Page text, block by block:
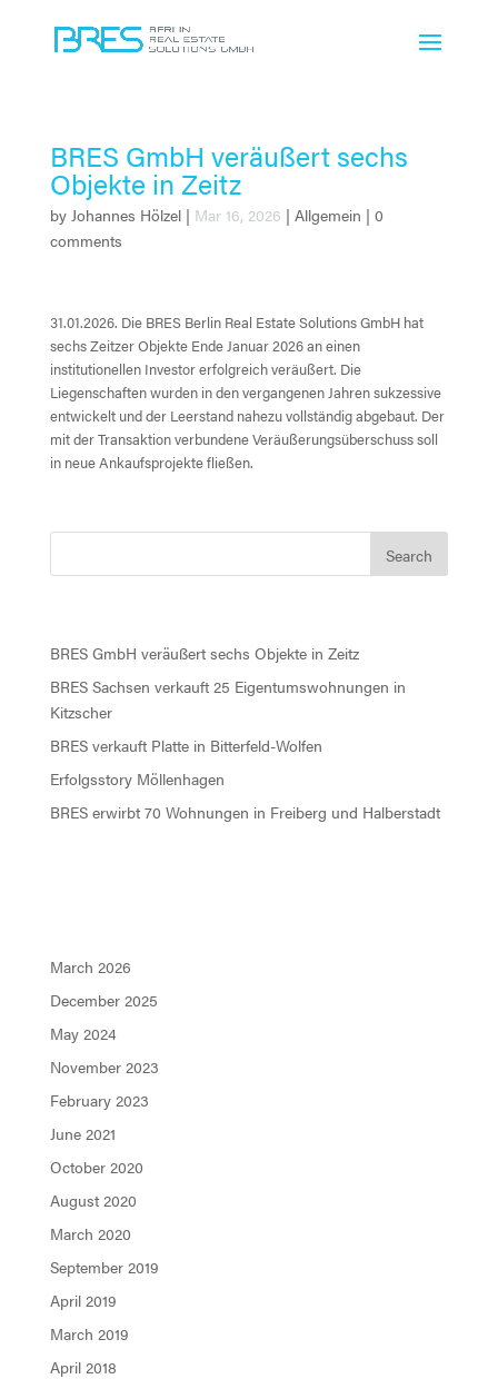
BRES GmbH veräußert sechs
Objekte in Zeitz
by Johannes Hölzel| Mar 16, 2026 | Allgemein | 0
comments
31.01.2026. Die BRES Berlin Real Estate Solutions GmbH hat
sechs Zeitzer Objekte Ende Januar 2026 an einen
institutionellen Investor erfolgreich veräußert. Die
Liegenschaften wurden in den vergangenen Jahren sukzessive
entwickelt und der Leerstand nahezu vollständig abgebaut. Der
mit der Transaktion verbundene Veräußerungsüberschuss soll
in neue Ankaufsprojekte fließen.
BRES GmbH veräußert sechs Objekte in Zeitz
BRES Sachsen verkauft 25 Eigentumswohnungen in
Kitzscher
BRES verkauft Platte in Bitterfeld-Wolfen
Erfolgsstory Möllenhagen
BRES erwirbt 70 Wohnungen in Freiberg und Halberstadt
March 2026
December 2025
May 2024
November 2023
February 2023
June 2021
October 2020
August 2020
March 2020
September 2019
April 2019
March 2019
April 2018